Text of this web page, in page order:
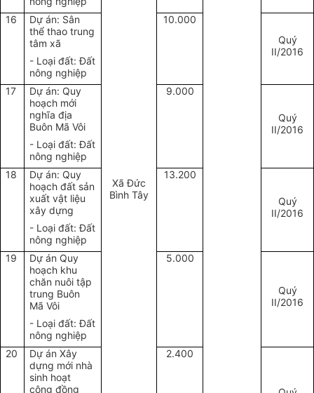
Xã Đức
Bình Tây
16
Dự án: Sân
thể thao trung
tâm xã
- Loại đất: Đất
nông nghiệp
10.000
Quý
II/2016
17
Dự án: Quy
hoạch mới
nghĩa địa
Buôn Mã Vôi
- Loại đất: Đất
nông nghiệp
9.000
Quý
II/2016
18
Dự án: Quy
hoạch đất sản
xuất vật liệu
xây dựng
- Loại đất: Đất
nông nghiệp
13.200
Quý
II/2016
19
Dự án Quy
hoạch khu
chăn nuôi tập
trung Buôn
Mã Vôi
- Loại đất: Đất
nông nghiệp
5.000
Quý
II/2016
20
Dự án Xây
dựng mới nhà
sinh hoạt
cộng đồng
2.400